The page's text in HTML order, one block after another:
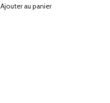
Ajouter au panier